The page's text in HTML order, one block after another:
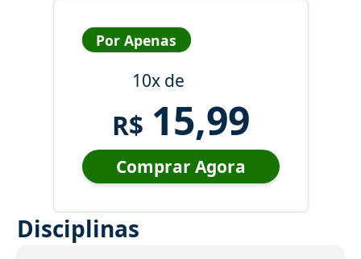
Por Apenas
10x de
R$ 15,99
Comprar Agora
Disciplinas